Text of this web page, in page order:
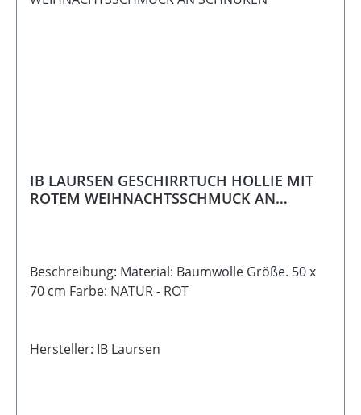
IB LAURSEN GESCHIRRTUCH HOLLIE MIT
ROTEM WEIHNACHTSSCHMUCK AN
Beschreibung: Material: Baumwolle Größe. 50 x
70 cm Farbe: NATUR - ROT
Hersteller: IB Laursen